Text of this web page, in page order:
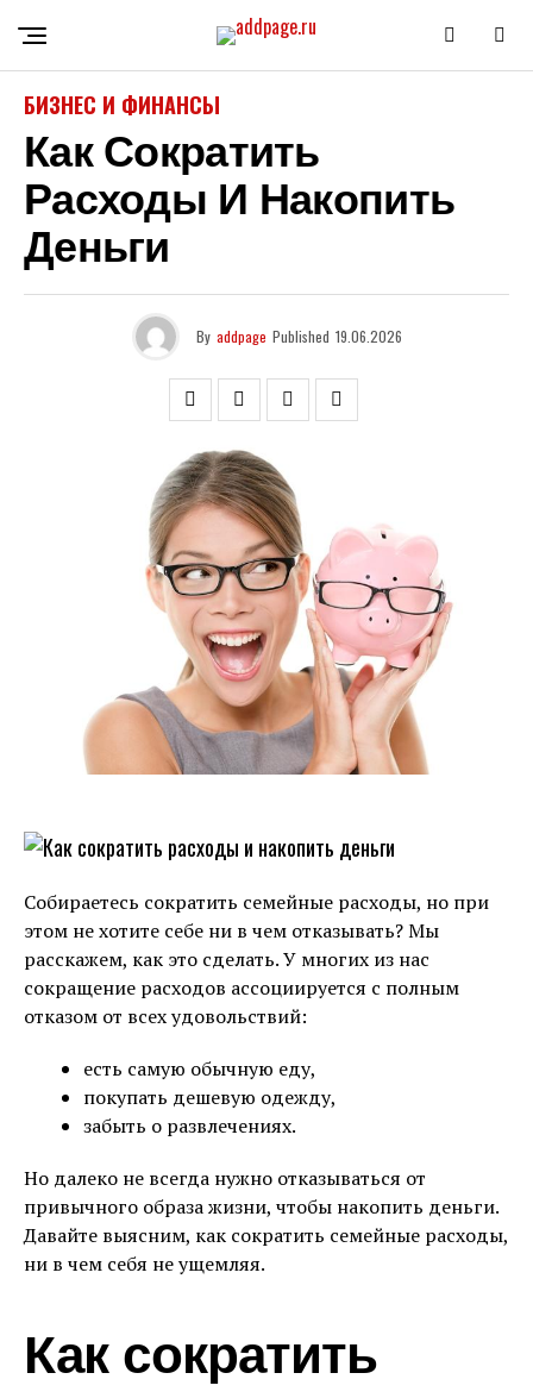
БИЗНЕС И ФИНАНСЫ
Как Сократить
Расходы И Накопить
Деньги
By addpage Published 19.06.2026
Собираетесь сократить семейные расходы, но при
этом не хотите себе ни в чем отказывать? Мы
расскажем, как это сделать. У многих из нас
сокращение расходов ассоциируется с полным
отказом от всех удовольствий:
есть самую обычную еду,
покупать дешевую одежду,
забыть о развлечениях.
Но далеко не всегда нужно отказываться от
привычного образа жизни, чтобы накопить деньги.
Давайте выясним, как сократить семейные расходы,
ни в чем себя не ущемляя.
Как сократить